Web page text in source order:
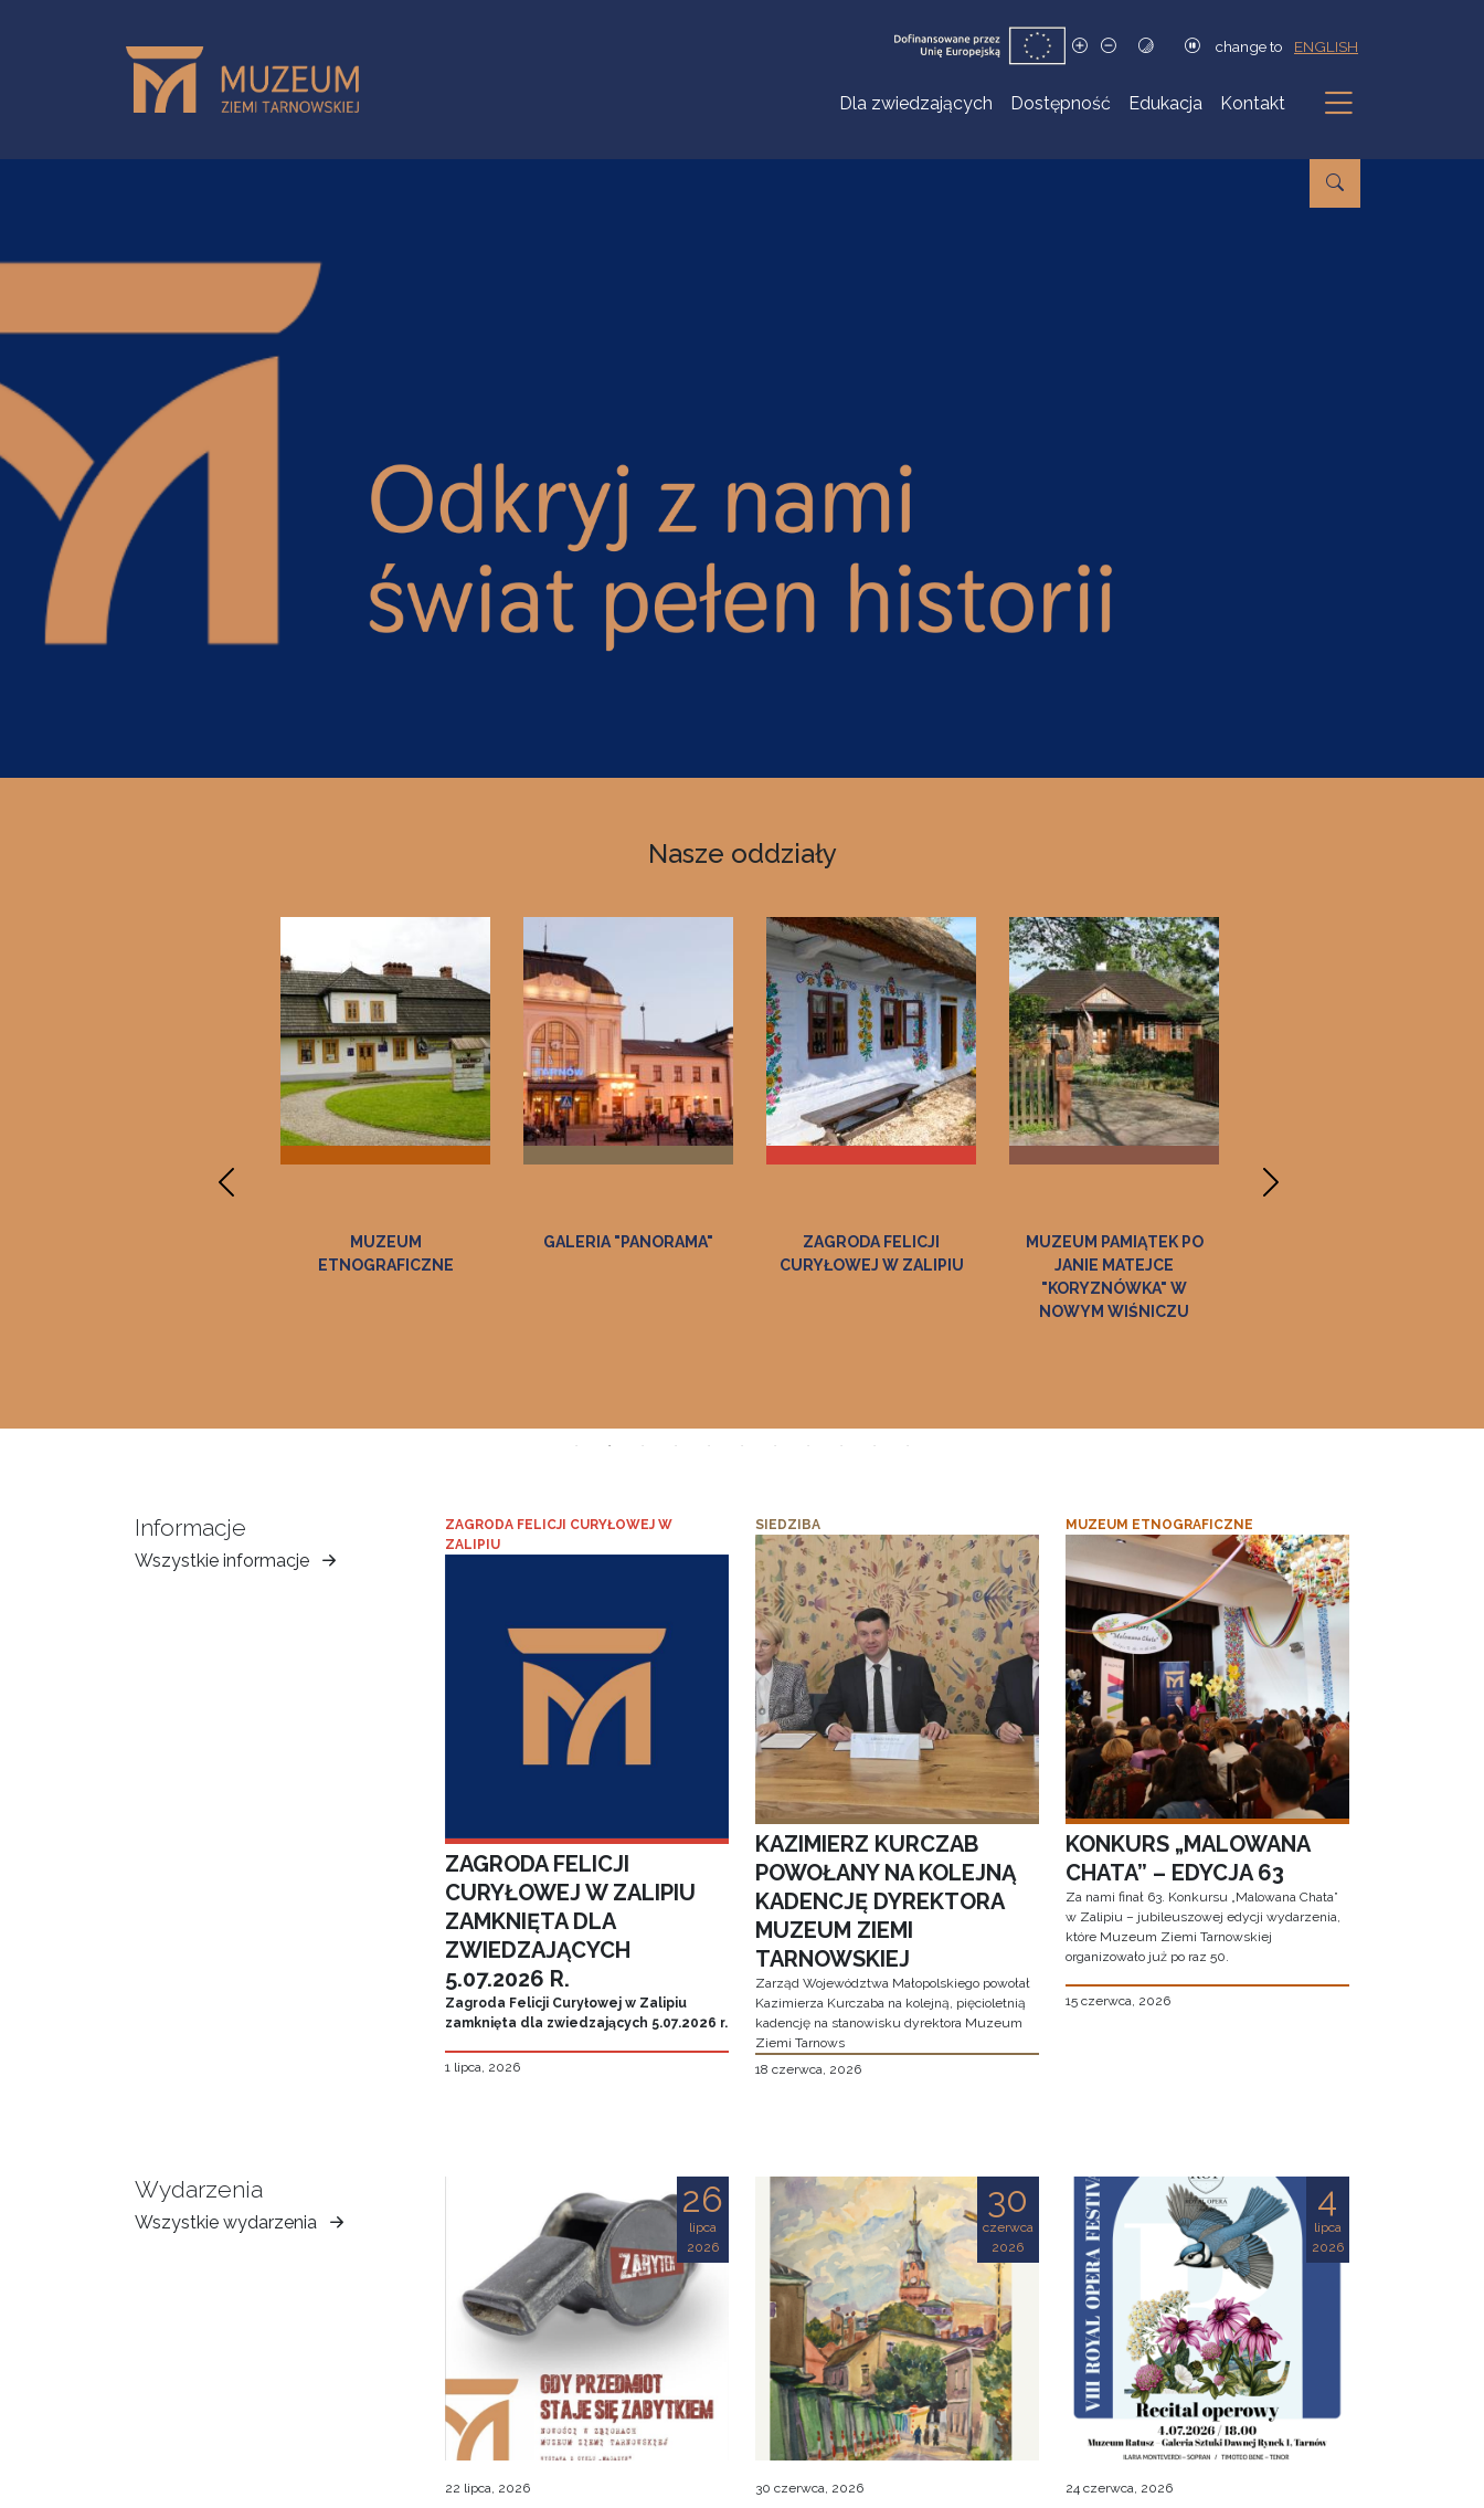
change to ENGLISH
Dla zwiedzających Dostępność Edukacja Kontakt
Podmenu
Nasze oddziały
MUZEUM
ETNOGRAFICZNE
GALERIA "PANORAMA"
ZAGRODA FELICJI
CURYŁOWEJ W ZALIPIU
MUZEUM PAMIĄTEK PO
JANIE MATEJCE
"KORYZNÓWKA" W
NOWYM WIŚNICZU
Informacje
Wszystkie informacje
Muzeum
ZAGRODA FELICJI CURYŁOWEJ W
ZALIPIU
ZAGRODA FELICJI
CURYŁOWEJ W ZALIPIU
ZAMKNIĘTA DLA
ZWIEDZAJĄCYCH
5.07.2026 R.
Zagroda Felicji Curyłowej w Zalipiu
zamknięta dla zwiedzających 5.07.2026 r.
1 lipca, 2026
SIEDZIBA
KAZIMIERZ KURCZAB
POWOŁANY NA KOLEJNĄ
KADENCJĘ DYREKTORA
MUZEUM ZIEMI
TARNOWSKIEJ
Zarząd Województwa Małopolskiego powołał
Kazimierza Kurczaba na kolejną, pięcioletnią
kadencję na stanowisku dyrektora Muzeum
Ziemi Tarnows
18 czerwca, 2026
MUZEUM ETNOGRAFICZNE
KONKURS „MALOWANA
CHATA” – EDYCJA 63
Za nami finał 63. Konkursu „Malowana Chata”
w Zalipiu – jubileuszowej edycji wydarzenia,
które Muzeum Ziemi Tarnowskiej
organizowało już po raz 50.
15 czerwca, 2026
Wydarzenia
Wszystkie wydarzenia
Muzeum
26
lipca
2026
22 lipca, 2026
30
czerwca
2026
30 czerwca, 2026
4
lipca
2026
24 czerwca, 2026